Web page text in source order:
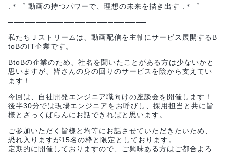
.＊゜ 動画の持つパワーで、理想の未来を描き出す .＊゜
─────────────────────────
私たちＪストリームは、動画配信を主軸にサービス展開するB
toBのIT企業です。
BtoBの企業のため、社名を聞いたことがある方は少ないかと
思いますが、皆さんの身の回りのサービスを陰から支えてい
ます！
今回は、自社開発エンジニア職向けの座談会を開催します！
後半30分では現場エンジニアをお呼びし、採用担当と共に皆
様とざっくばらんにお話できればと思います。
ご参加いただく皆様と均等にお話させていただきたいため、
恐れ入りますが15名の枠と限定としております。
定期的に開催しておりますので、ご興味ある方はご都合よろ